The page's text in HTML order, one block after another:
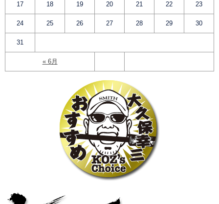
« 6月
17 18 19 20 21 22 23
24 25 26 27 28 29 30
31